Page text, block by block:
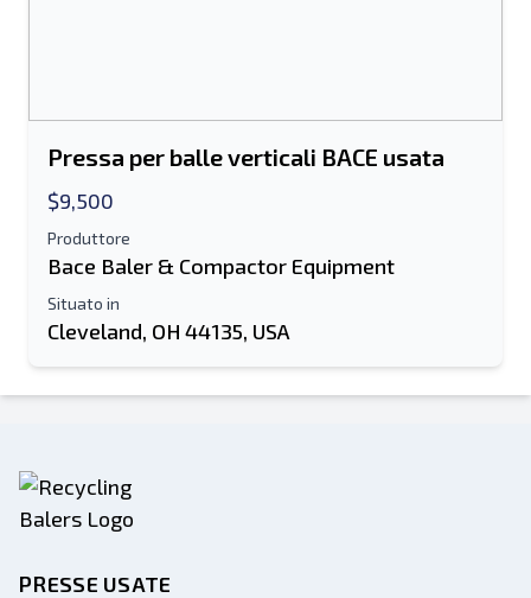
Pressa per balle verticali BACE usata
$9,500
Produttore
Bace Baler & Compactor Equipment
Situato in
Cleveland, OH 44135, USA
PRESSE USATE